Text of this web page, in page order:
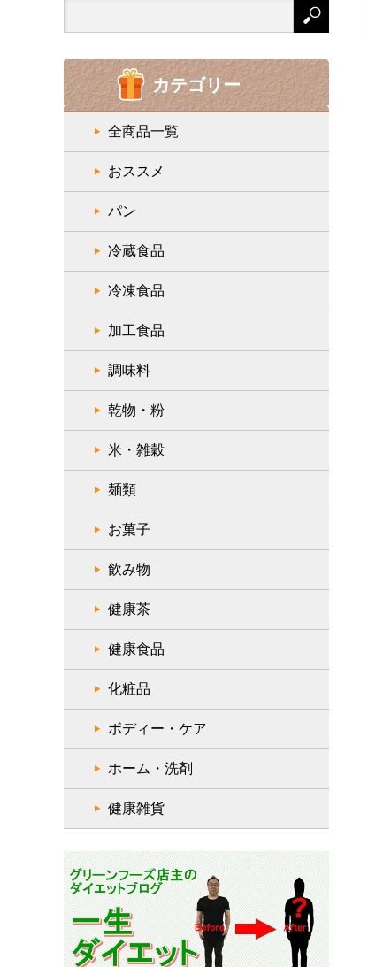
カテゴリー
全商品一覧
おススメ
パン
冷蔵食品
冷凍食品
加工食品
調味料
乾物・粉
米・雑穀
麺類
お菓子
飲み物
健康茶
健康食品
化粧品
ボディー・ケア
ホーム・洗剤
健康雑貨